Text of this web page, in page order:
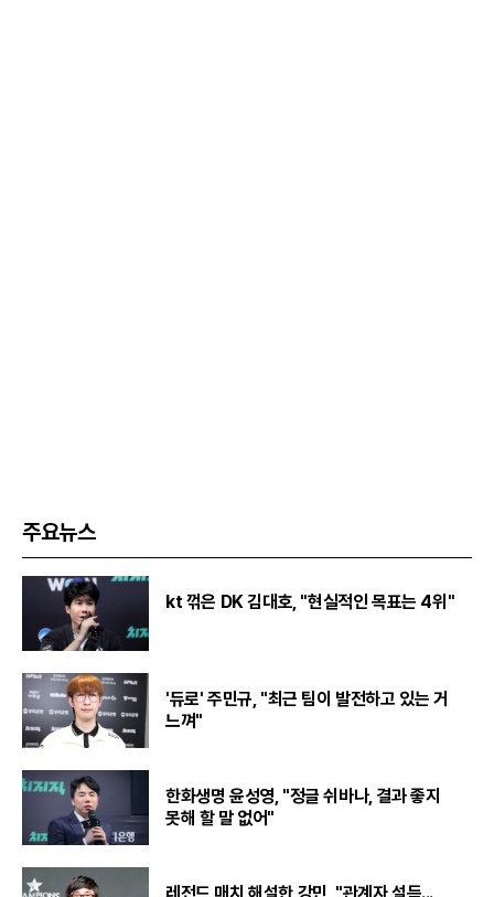
주요뉴스
kt 꺾은 DK 김대호, "현실적인 목표는 4위"
'듀로' 주민규, "최근 팀이 발전하고 있는 거
느껴"
한화생명 윤성영, "정글 쉬바나, 결과 좋지
못해 할 말 없어"